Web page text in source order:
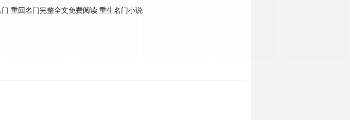
重回名门完整全文免费阅读 重生名门小说